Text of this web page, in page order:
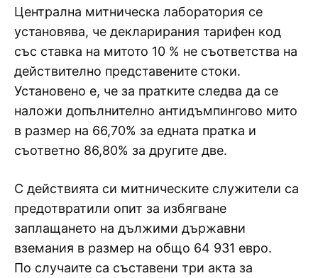
Централна митническа лаборатория се
установява, че декларирания тарифен код
със ставка на митото 10 % не съответства на
действително представените стоки.
Установено е, че за пратките следва да се
наложи допълнително антидъмпингово мито
в размер на 66,70% за едната пратка и
съответно 86,80% за другите две.
С действията си митническите служители са
предотвратили опит за избягване
заплащането на дължими държавни
вземания в размер на общо 64 931 евро.
По случаите са съставени три акта за